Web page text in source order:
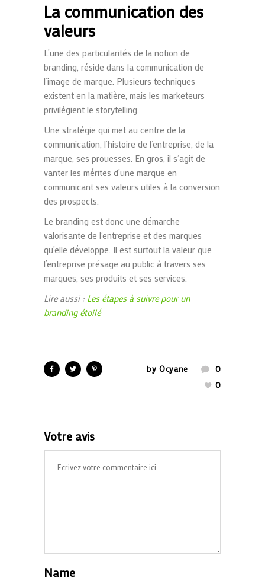
La communication des
valeurs
L’une des particularités de la notion de
branding, réside dans la communication de
l’image de marque. Plusieurs techniques
existent en la matière, mais les marketeurs
privilégient le storytelling.
Une stratégie qui met au centre de la
communication, l’histoire de l’entreprise, de la
marque, ses prouesses. En gros, il s’agit de
vanter les mérites d’une marque en
communicant ses valeurs utiles à la conversion
des prospects.
Le branding est donc une démarche
valorisante de l’entreprise et des marques
qu’elle développe. Il est surtout la valeur que
l’entreprise présage au public à travers ses
marques, ses produits et ses services.
Lire aussi : Les étapes à suivre pour un
branding étoilé
by Ocyane
0
0
Votre avis
Name